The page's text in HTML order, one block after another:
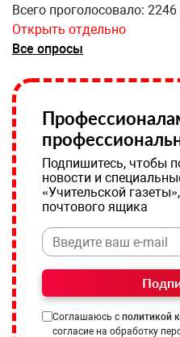
Всего проголосовало: 2246
Открыть отдельно
Все опросы
Подпишитесь, чтобы
новости и
«Учительской
почтового ящика
Соглашаюсь с политикой
согласие на обработку